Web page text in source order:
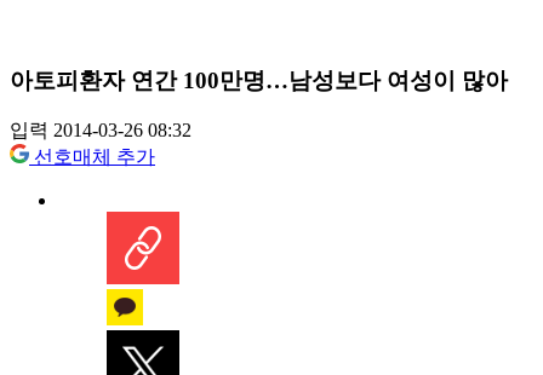
아토피환자 연간 100만명…남성보다 여성이 많아
입력 2014-03-26 08:32
선호매체 추가